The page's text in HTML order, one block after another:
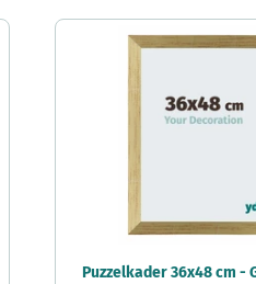
Puzzelkader 36x48 cm -